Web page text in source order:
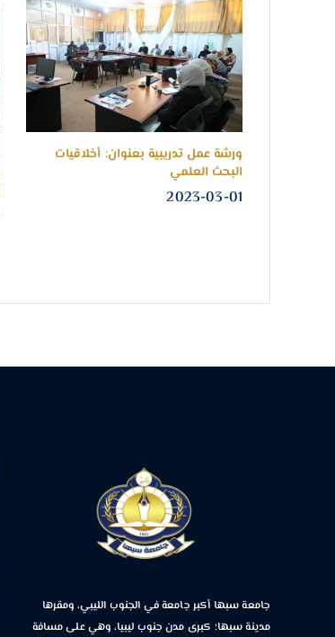
ورشة عمل تدريبية بعنوان: أخلاقيات
البحث العلمي
2023-03-01
جامعة سبها أكبر جامعة في الجنوب الليبي، ومقرها
مدينة سبها؛ كبرى مدن جنوب ليبيا، وهي على مسافة